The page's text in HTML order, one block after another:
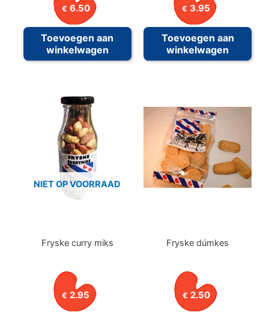
€ 6.50
Toevoegen aan
winkelwagen
€ 3.95
Toevoegen aan
winkelwagen
NIET OP VOORRAAD
Fryske curry miks
€ 2.95
Fryske dúmkes
€ 2.50